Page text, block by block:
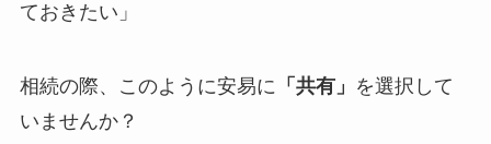
ておきたい」
相続の際、このように安易に 「共有」 を選択して
いませんか？